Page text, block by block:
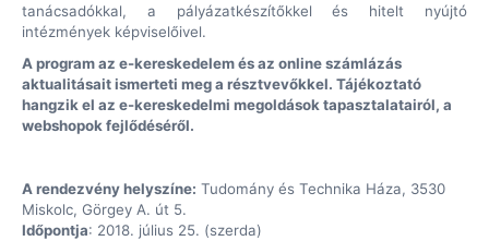
tanácsadókkal, a pályázatkészítőkkel és hitelt nyújtó
intézmények képviselőivel.
A program az e-kereskedelem és az online számlázás
aktualitásait ismerteti meg a résztvevőkkel. Tájékoztató
hangzik el az e-kereskedelmi megoldások tapasztalatairól, a
webshopok fejlődéséről.
A rendezvény helyszíne: Tudomány és Technika Háza, 3530
Miskolc, Görgey A. út 5.
Időpontja: 2018. július 25. (szerda)